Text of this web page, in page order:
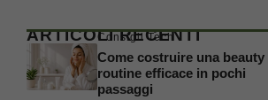
ARTICOLI RECENTI
Consigli Tech
Come costruire una beauty
routine efficace in pochi
passaggi